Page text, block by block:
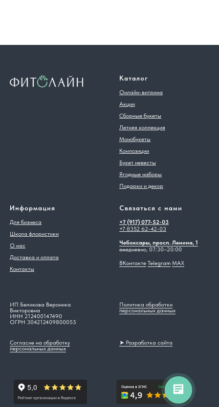
Каталог
Онлайн-витрина
Акции
Сборные букеты
Летняя коллекция
Монобукеты
Композиции
Букет невесты
Ягодные наборы
Подарки и декор
Информация
Для бизнеса
Школа флористики
О нас
Доставка и оплата
Контакты
Связаться с нами
+7 (917) 077-52-03
+7 8352 62-42-03
Чебоксары, просп. Ленина, 1
ежедневно, 07:30–20:00
ВКонтакте Telegram MAX
ИП Беликова Вероника
Викторовна
ИНН 212400147490
ОГРН 304212409800055
Политика обработки
персональных данных
Согласие на обработку
персональных данных
➤ Разработка сайта